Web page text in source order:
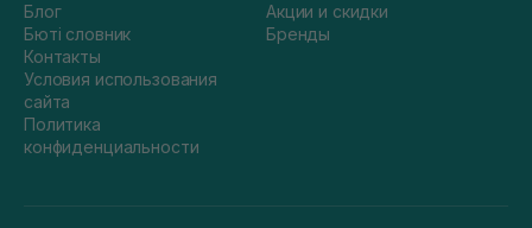
Блог
Бюті словник
Контакты
Условия использования
сайта
Политика
конфиденциальности
Акции и скидки
Бренды